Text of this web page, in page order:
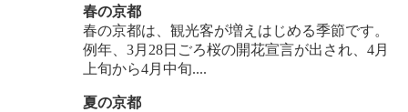
春の京都
春の京都は、観光客が増えはじめる季節です。
例年、3月28日ごろ桜の開花宣言が出され、4月
上旬から4月中旬....
夏の京都